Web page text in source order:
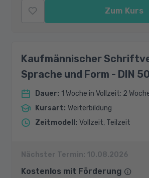
Zum Kurs
Kaufmännischer
Sprache und Form - DIN
Dauer: 1 Woche in Vollzeit; 2
Kursart: Weiterbildung
Zeitmodell : Vollzeit, Teilzeit
Nächster Termin: 10.08.2026
Kostenlos mit Förderung